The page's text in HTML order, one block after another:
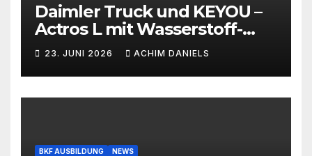
Daimler Truck und KEYOU –
Actros L mit Wasserstoff-
Verbrennermotor
23. JUNI 2026 ACHIM DANIELS
BKF AUSBILDUNG NEWS